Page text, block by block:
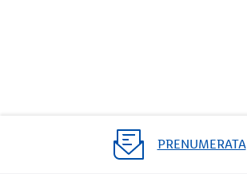
PRENUMERATA